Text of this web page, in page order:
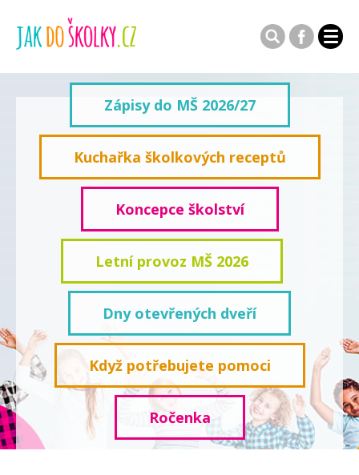
Zápisy do MŠ 2026/27
Kuchařka školkových receptů
Koncepce školství
Letní provoz MŠ 2026
Dny otevřených dveří
Když potřebujete pomoci
Ročenka